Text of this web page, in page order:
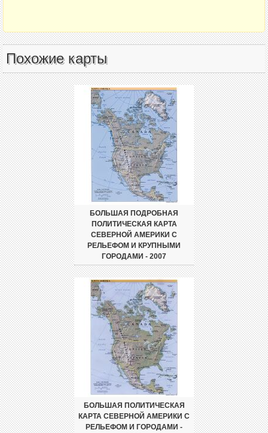
Похожие карты
БОЛЬШАЯ ПОДРОБНАЯ
ПОЛИТИЧЕСКАЯ КАРТА
СЕВЕРНОЙ АМЕРИКИ С
РЕЛЬЕФОМ И КРУПНЫМИ
ГОРОДАМИ - 2007
БОЛЬШАЯ ПОЛИТИЧЕСКАЯ
КАРТА СЕВЕРНОЙ АМЕРИКИ С
РЕЛЬЕФОМ И ГОРОДАМИ -